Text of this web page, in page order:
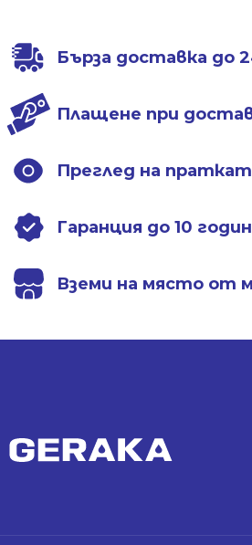
Бърза доставка до
Плащене при
Преглед на
Гаранция до 10
Вземи на място от